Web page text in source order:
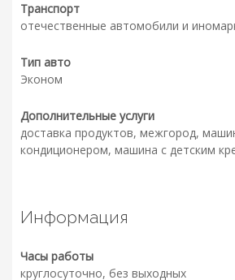
Транспорт
отечественные автомобили и
Тип авто
Эконом
Дополнительные услуги
доставка продуктов, межгород,
кондиционером, машина с детским
Информация
Часы работы
круглосуточно, без выходных